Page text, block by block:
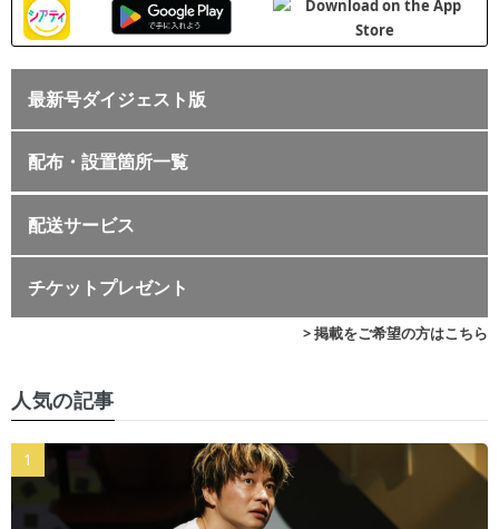
最新号ダイジェスト版
配布・設置箇所一覧
配送サービス
チケットプレゼント
> 掲載をご希望の方はこちら
人気の記事